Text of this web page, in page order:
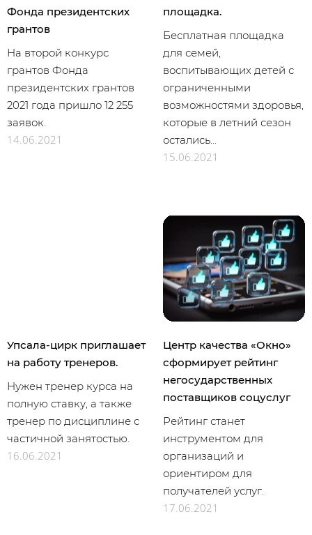
Фонда президентских
грантов
На второй конкурс
грантов Фонда
президентских грантов
2021 года пришло 12 255
заявок.
14.06.2021
площадка.
Бесплатная площадка
для семей,
воспитывающих детей с
ограниченными
возможностями здоровья,
которые в летний сезон
остались...
15.06.2021
Упсала-цирк приглашает
на работу тренеров.
Нужен тренер курса на
полную ставку, а также
тренер по дисциплине с
частичной занятостью.
16.06.2021
Центр качества «Окно»
сформирует рейтинг
негосударственных
поставщиков соцуслуг
Рейтинг станет
инструментом для
организаций и
ориентиром для
получателей услуг.
17.06.2021